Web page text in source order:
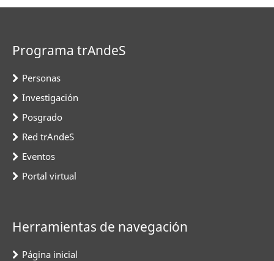
Programa trAndeS
Personas
Investigación
Posgrado
Red trAndeS
Eventos
Portal virtual
Herramientas de navegación
Página inicial